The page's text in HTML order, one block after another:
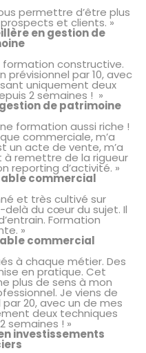
permettre d’être plus
et clients. »
en gestion de
formation constructive.
prévisionnel par 10, avec
uniquement deux
2 semaines ! »
de patrimoine
formation aussi riche !
commerciale, m’a
un acte de vente, m’a
remettre de la rigueur
reporting d’activité. »
commercial
et très cultivé sur
du cœur du sujet. Il
Formation
»
commercial
à chaque métier. Des
en pratique. Cet
plus de sens à mon
Je viens de
20, avec un de mes
deux techniques
semaines ! »
investissements